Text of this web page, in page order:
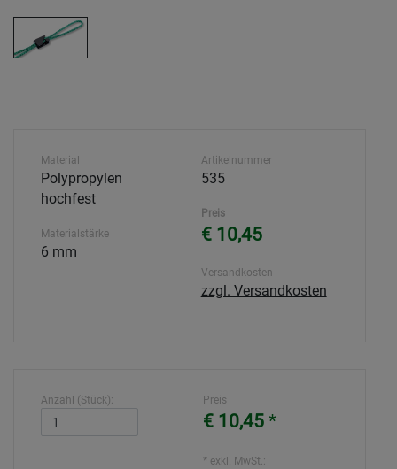
Material
Polypropylen
hochfest
Materialstärke
6 mm
Artikelnummer
535
Preis
€ 10,45
Versandkosten
zzgl. Versandkosten
Anzahl (Stück): Preis
€ 10,45 *
* exkl. MwSt.: